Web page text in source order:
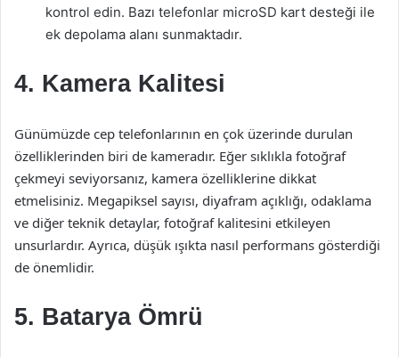
kontrol edin. Bazı telefonlar microSD kart desteği ile
ek depolama alanı sunmaktadır.
4. Kamera Kalitesi
Günümüzde cep telefonlarının en çok üzerinde durulan
özelliklerinden biri de kameradır. Eğer sıklıkla fotoğraf
çekmeyi seviyorsanız, kamera özelliklerine dikkat
etmelisiniz. Megapiksel sayısı, diyafram açıklığı, odaklama
ve diğer teknik detaylar, fotoğraf kalitesini etkileyen
unsurlardır. Ayrıca, düşük ışıkta nasıl performans gösterdiği
de önemlidir.
5. Batarya Ömrü